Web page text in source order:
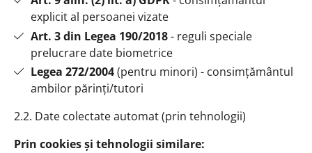
explicit al persoanei vizate
Art. 3 din Legea 190/2018- reguli speciale
prelucrare date biometrice
Legea 272/2004(pentru minori) - consimțământul
ambilor părinți/tutori
2.2. Date colectate automat (prin tehnologii)
Prin cookies și tehnologii similare: